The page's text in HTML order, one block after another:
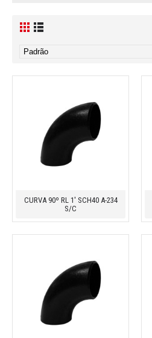
CURVA 90º RL 1' SCH40 A-234
S/C